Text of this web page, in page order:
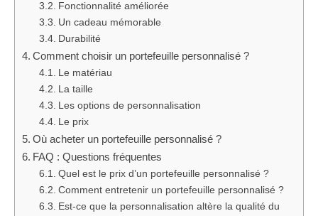
Fonctionnalité améliorée
Un cadeau mémorable
Durabilité
Comment choisir un portefeuille personnalisé ?
Le matériau
La taille
Les options de personnalisation
Le prix
Où acheter un portefeuille personnalisé ?
FAQ : Questions fréquentes
Quel est le prix d’un portefeuille personnalisé ?
Comment entretenir un portefeuille personnalisé ?
Est-ce que la personnalisation altère la qualité du